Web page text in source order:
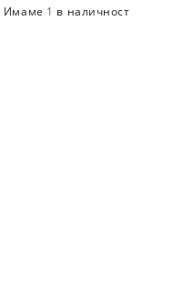
Имаме 1 в наличност